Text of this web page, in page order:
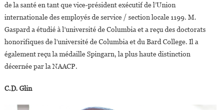
de la santé en tant que vice-président exécutif de l’Union
internationale des employés de service / section locale 1199. M.
Gaspard a étudié à l’université de Columbia et a reçu des doctorats
honorifiques de l’université de Columbia et du Bard College. Il a
également reçu la médaille Spingarn, la plus haute distinction
décernée par la NAACP.
C.D. Glin